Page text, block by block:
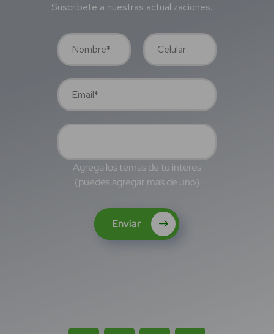
Suscríbete a nuestras actualizaciones.
Agrega los temas de tu interes
(puedes agregar mas de uno)
Enviar